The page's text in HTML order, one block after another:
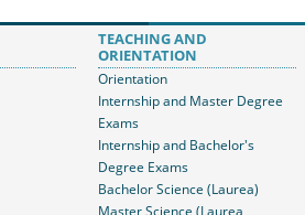
TEACHING AND
ORIENTATION
Orientation
Internship and Master Degree
Exams
Internship and Bachelor's
Degree Exams
Bachelor Science (Laurea)
Master Science (Laurea